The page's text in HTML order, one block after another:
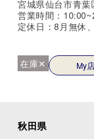
宮城県仙台市青
営業時間：
定休日：8月無休
在庫✕ My
秋田県